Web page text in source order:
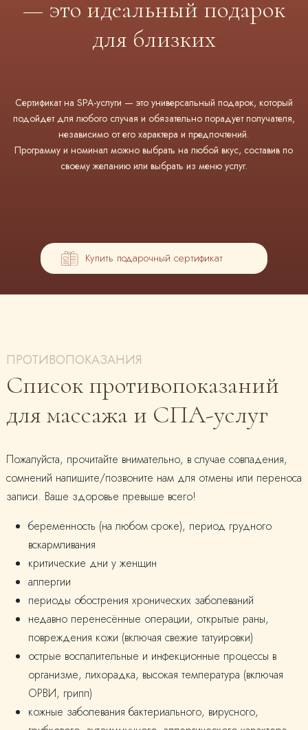
— это идеальный подарок
для близких
Сертификат на SPA-услуги — это универсальный подарок, который
подойдет для любого случая и обязательно порадует получателя,
независимо от его характера и предпочтений.
Программу и номинал можно выбрать на любой вкус, составив по
своему желанию или выбрать из меню услуг.
Купить подарочный сертификат
ПРОТИВОПОКАЗАНИЯ
Список противопоказаний
для массажа и СПА-услуг
Пожалуйста, прочитайте внимательно, в случае совпадения,
сомнений напишите/позвоните нам для отмены или переноса
записи. Ваше здоровье превыше всего!
беременность (на любом сроке), период грудного
вскармливания
критические дни у женщин
аллергии
периоды обострения хронических заболеваний
недавно перенесённые операции, открытые раны,
повреждения кожи (включая свежие татуировки)
острые воспалительные и инфекционные процессы в
организме, лихорадка, высокая температура (включая
ОРВИ, грипп)
кожные заболевания бактериального, вирусного,